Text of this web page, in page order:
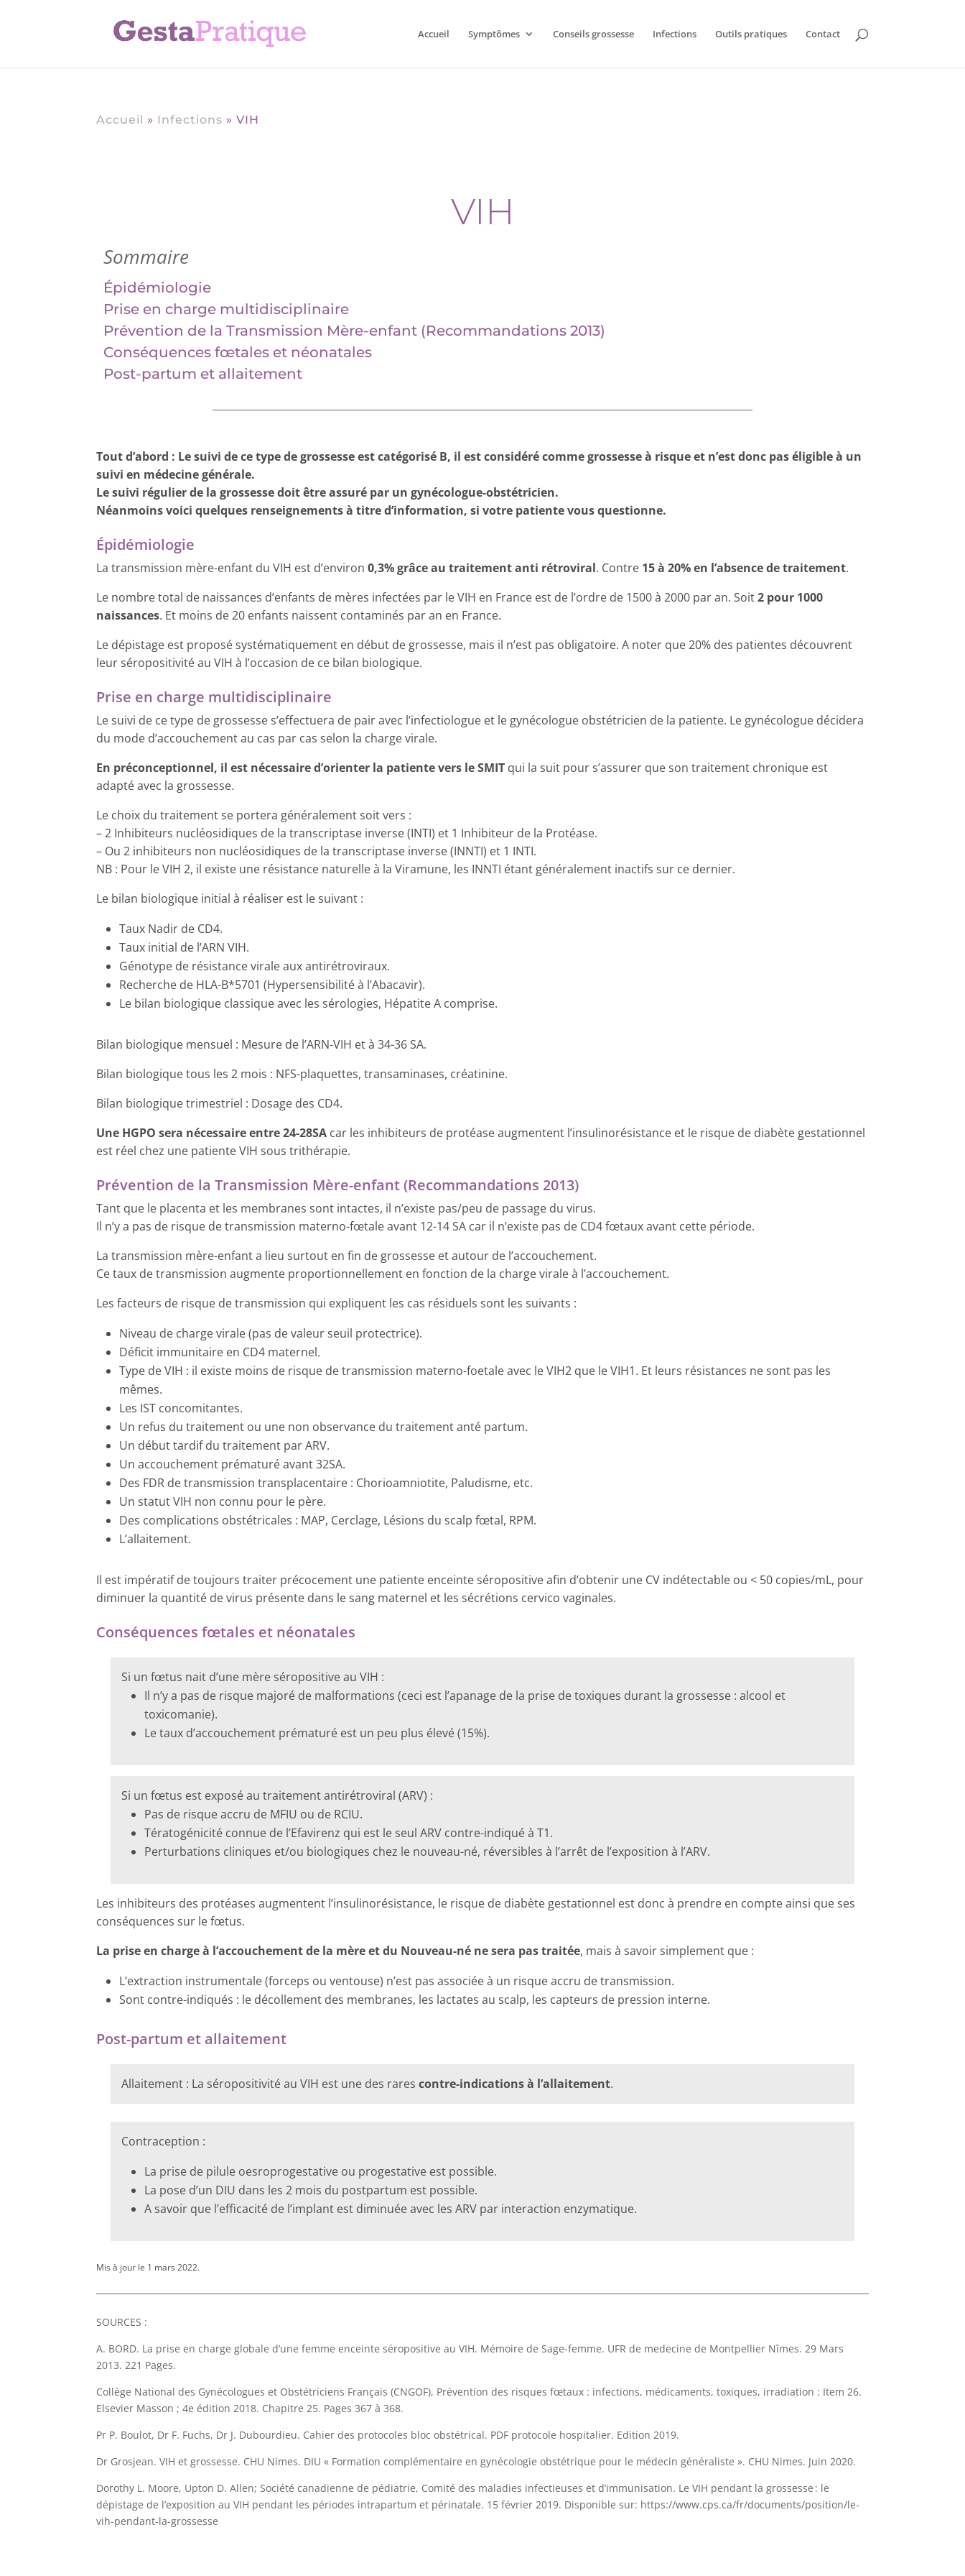
Accueil Symptômes Conseils grossesse Infections Outils pratiques Contact
Accueil » Infections »VIH
VIH
Sommaire
Épidémiologie
Prise en charge multidisciplinaire
Prévention de la Transmission Mère-enfant (Recommandations 2013)
Conséquences fœtales et néonatales
Post-partum et allaitement
Tout d’abord : Le suivi de ce type de grossesse est catégorisé B, il est considéré comme grossesse à risque et n’est donc pas éligible à un
suivi en médecine générale.
Le suivi régulier de la grossesse doit être assuré par un gynécologue-obstétricien.
Néanmoins voici quelques renseignements à titre d’information, si votre patiente vous questionne.
Épidémiologie
La transmission mère-enfant du VIH est d’environ0,3% grâce au traitement anti rétroviral. Contre 15 à 20% en l’absence de traitement.
Le nombre total de naissances d’enfants de mères infectées par le VIH en France est de l’ordre de 1500 à 2000 par an. Soit2 pour 1000
naissances. Et moins de 20 enfants naissent contaminés par an en France.
Le dépistage est proposé systématiquement en début de grossesse, mais il n’est pas obligatoire. A noter que 20% des patientes découvrent
leur séropositivité au VIH à l’occasion de ce bilan biologique.
Prise en charge multidisciplinaire
Le suivi de ce type de grossesse s’effectuera de pair avec l’infectiologue et le gynécologue obstétricien de la patiente. Le gynécologue décidera
du mode d’accouchement au cas par cas selon la charge virale.
En préconceptionnel, il est nécessaire d’orienter la patiente vers le SMIT qui la suit pour s’assurer que son traitement chronique est
adapté avec la grossesse.
Le choix du traitement se portera généralement soit vers :
– 2 Inhibiteurs nucléosidiques de la transcriptase inverse (INTI) et 1 Inhibiteur de la Protéase.
– Ou 2 inhibiteurs non nucléosidiques de la transcriptase inverse (INNTI) et 1 INTI.
NB : Pour le VIH 2, il existe une résistance naturelle à la Viramune, les INNTI étant généralement inactifs sur ce dernier.
Le bilan biologique initial à réaliser est le suivant :
Taux Nadir de CD4.
Taux initial de l’ARN VIH.
Génotype de résistance virale aux antirétroviraux.
Recherche de HLA-B*5701 (Hypersensibilité à l’Abacavir).
Le bilan biologique classique avec les sérologies, Hépatite A comprise.
Bilan biologique mensuel : Mesure de l’ARN-VIH et à 34-36 SA.
Bilan biologique tous les 2 mois : NFS-plaquettes, transaminases, créatinine.
Bilan biologique trimestriel : Dosage des CD4.
Une HGPO sera nécessaire entre 24-28SA car les inhibiteurs de protéase augmentent l’insulinorésistance et le risque de diabète gestationnel
est réel chez une patiente VIH sous trithérapie.
Prévention de la Transmission Mère-enfant (Recommandations 2013)
Tant que le placenta et les membranes sont intactes, il n’existe pas/peu de passage du virus.
Il n’y a pas de risque de transmission materno-fœtale avant 12-14 SA car il n’existe pas de CD4 fœtaux avant cette période.
La transmission mère-enfant a lieu surtout en fin de grossesse et autour de l’accouchement.
Ce taux de transmission augmente proportionnellement en fonction de la charge virale à l’accouchement.
Les facteurs de risque de transmission qui expliquent les cas résiduels sont les suivants :
Niveau de charge virale (pas de valeur seuil protectrice).
Déficit immunitaire en CD4 maternel.
Type de VIH : il existe moins de risque de transmission materno-foetale avec le VIH2 que le VIH1. Et leurs résistances ne sont pas les
mêmes.
Les IST concomitantes.
Un refus du traitement ou une non observance du traitement anté partum.
Un début tardif du traitement par ARV.
Un accouchement prématuré avant 32SA.
Des FDR de transmission transplacentaire : Chorioamniotite, Paludisme, etc.
Un statut VIH non connu pour le père.
Des complications obstétricales : MAP, Cerclage, Lésions du scalp fœtal, RPM.
L’allaitement.
Il est impératif de toujours traiter précocement une patiente enceinte séropositive afin d’obtenir une CV indétectable ou < 50 copies/mL, pour
diminuer la quantité de virus présente dans le sang maternel et les sécrétions cervico vaginales.
Conséquences fœtales et néonatales
Si un fœtus nait d’une mère séropositive au VIH :
Il n’y a pas de risque majoré de malformations (ceci est l’apanage de la prise de toxiques durant la grossesse : alcool et
toxicomanie).
Le taux d’accouchement prématuré est un peu plus élevé (15%).
Si un fœtus est exposé au traitement antirétroviral (ARV) :
Pas de risque accru de MFIU ou de RCIU.
Tératogénicité connue de l’Efavirenz qui est le seul ARV contre-indiqué à T1.
Perturbations cliniques et/ou biologiques chez le nouveau-né, réversibles à l’arrêt de l’exposition à l’ARV.
Les inhibiteurs des protéases augmentent l’insulinorésistance, le risque de diabète gestationnel est donc à prendre en compte ainsi que ses
conséquences sur le fœtus.
La prise en charge à l’accouchement de la mère et du Nouveau-né ne sera pas traitée, mais à savoir simplement que :
L’extraction instrumentale (forceps ou ventouse) n’est pas associée à un risque accru de transmission.
Sont contre-indiqués : le décollement des membranes, les lactates au scalp, les capteurs de pression interne.
Post-partum et allaitement
Allaitement : La séropositivité au VIH est une des rarescontre-indications à l’allaitement.
Contraception :
La prise de pilule oesroprogestative ou progestative est possible.
La pose d’un DIU dans les 2 mois du postpartum est possible.
A savoir que l’efficacité de l’implant est diminuée avec les ARV par interaction enzymatique.
Mis à jour le 1 mars 2022.
SOURCES :
A. BORD. La prise en charge globale d’une femme enceinte séropositive au VIH. Mémoire de Sage-femme. UFR de medecine de Montpellier Nîmes. 29 Mars
2013. 221 Pages.
Collège National des Gynécologues et Obstétriciens Français (CNGOF), Prévention des risques fœtaux : infections, médicaments, toxiques, irradiation : Item 26.
Elsevier Masson ; 4e édition 2018. Chapitre 25. Pages 367 à 368.
Pr P. Boulot, Dr F. Fuchs, Dr J. Dubourdieu. Cahier des protocoles bloc obstétrical. PDF protocole hospitalier. Edition 2019.
Dr Grosjean. VIH et grossesse. CHU Nimes. DIU « Formation complémentaire en gynécologie obstétrique pour le médecin généraliste ». CHU Nimes. Juin 2020.
Dorothy L. Moore, Upton D. Allen; Société canadienne de pédiatrie, Comité des maladies infectieuses et d’immunisation. Le VIH pendant la grossesse : le
dépistage de l’exposition au VIH pendant les périodes intrapartum et périnatale. 15 février 2019. Disponible sur: https://www.cps.ca/fr/documents/position/le-
vih-pendant-la-grossesse